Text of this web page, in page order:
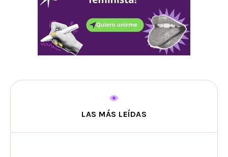
LAS MÁS LEÍDAS